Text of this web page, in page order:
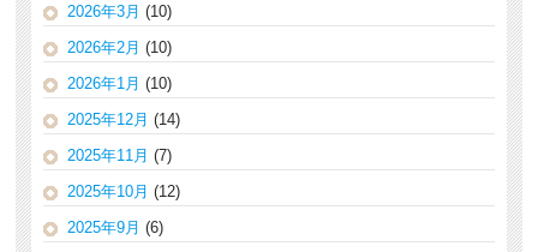
2026年3月 (10)
2026年2月 (10)
2026年1月 (10)
2025年12月 (14)
2025年11月 (7)
2025年10月 (12)
2025年9月 (6)